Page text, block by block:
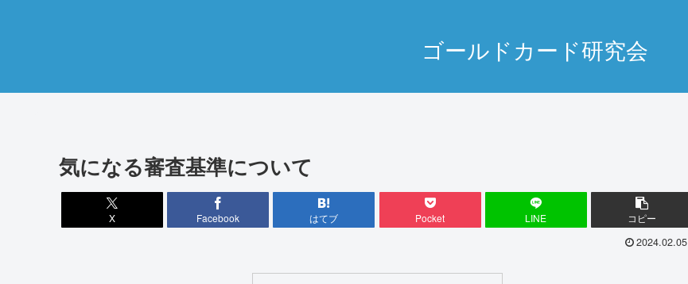
ゴールドカード研究会
気になる審査基準について
X Facebook はてブ Pocket LINE コピー
2024.02.05